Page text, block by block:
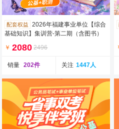
配套权益
2026年福建事业单位【综合
基础知识】集训营-第二期（含图书）
￥ 2080 2496
销量 202件 关注 1447人